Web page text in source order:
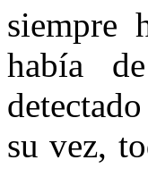
siempre
había
su vez,